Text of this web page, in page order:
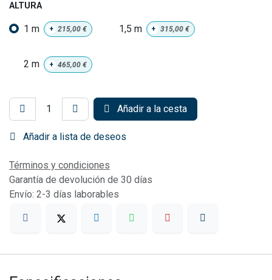
ALTURA
1 m + 215,00 € 1,5 m + 315,00€
2 m + 465,00 €
Añadir a la cesta
Añadir a lista de deseos
Términos y condiciones
Garantía de devolución de 30 días
Envío: 2-3 días laborables